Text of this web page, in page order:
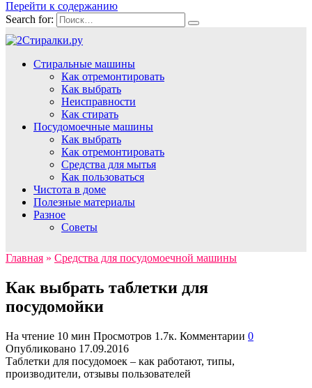
Перейти к содержанию
Search for:
Стиральные машины
Как отремонтировать
Как выбрать
Неисправности
Как стирать
Посудомоечные машины
Как выбрать
Как отремонтировать
Средства для мытья
Как пользоваться
Чистота в доме
Полезные материалы
Разное
Советы
Главная » Средства для посудомоечной машины
Как выбрать таблетки для
посудомойки
На чтение 10 мин Просмотров 1.7к. Комментарии 0
Опубликовано 17.09.2016
Таблетки для посудомоек – как работают, типы,
производители, отзывы пользователей